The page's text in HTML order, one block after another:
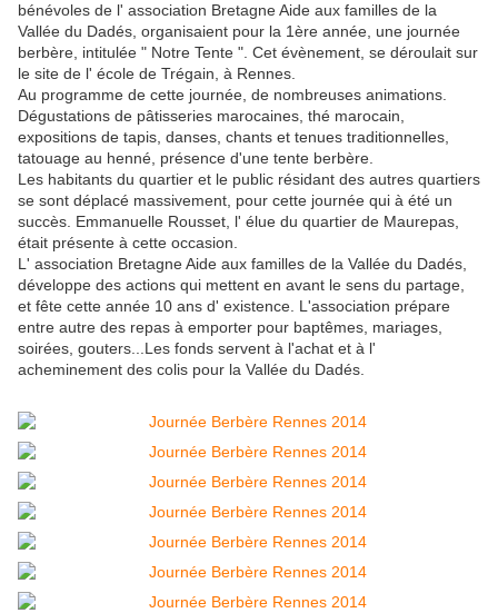
bénévoles de l' association Bretagne Aide aux familles de la
Vallée du Dadés, organisaient pour la 1ère année, une journée
berbère, intitulée " Notre Tente ". Cet évènement, se déroulait sur
le site de l' école de Trégain, à Rennes.
Au programme de cette journée, de nombreuses animations.
Dégustations de pâtisseries marocaines, thé marocain,
expositions de tapis, danses, chants et tenues traditionnelles,
tatouage au henné, présence d'une tente berbère.
Les habitants du quartier et le public résidant des autres quartiers
se sont déplacé massivement, pour cette journée qui à été un
succès. Emmanuelle Rousset, l' élue du quartier de Maurepas,
était présente à cette occasion.
L' association Bretagne Aide aux familles de la Vallée du Dadés,
développe des actions qui mettent en avant le sens du partage,
et fête cette année 10 ans d' existence. L'association prépare
entre autre des repas à emporter pour baptêmes, mariages,
soirées, gouters...Les fonds servent à l'achat et à l'
acheminement des colis pour la Vallée du Dadés.